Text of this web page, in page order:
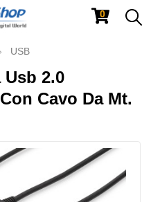
0
USB
2.0
Cavo Da Mt.